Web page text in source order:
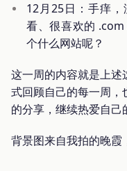
12月25日：手痒
看、很喜欢的
个什么网站呢？
这一周的内容就是上
式回顾自己的每一周
的分享，继续热爱自己
背景图来自我拍的晚霞